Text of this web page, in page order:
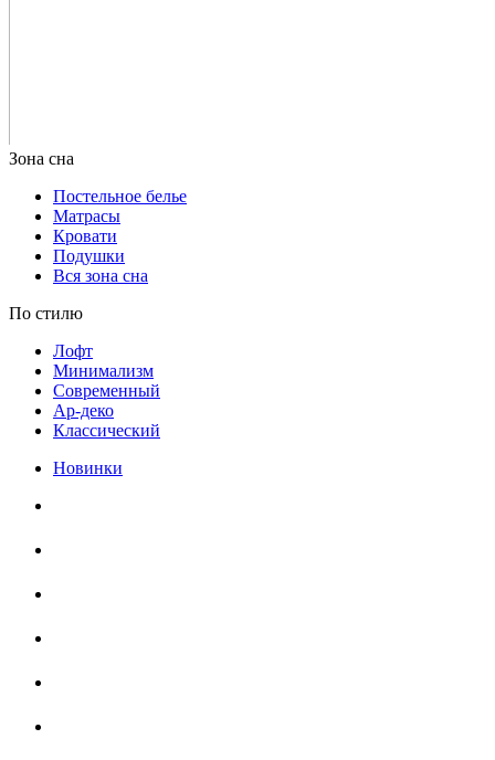
Постельное белье
Матрасы
Кровати
Подушки